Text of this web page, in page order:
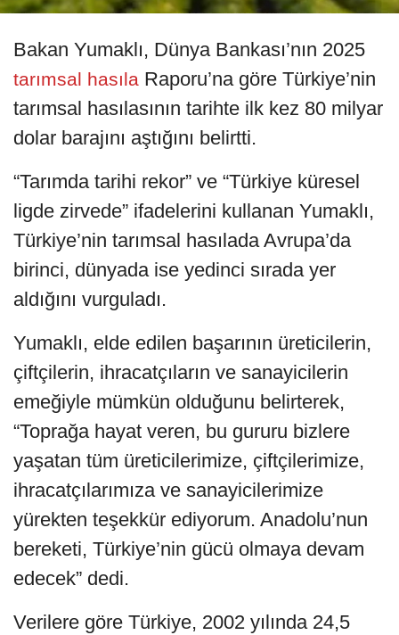
Bakan Yumaklı, Dünya Bankası’nın 2025
tarımsal hasıla Raporu’na göre Türkiye’nin
tarımsal hasılasının tarihte ilk kez 80 milyar
dolar barajını aştığını belirtti.
“Tarımda tarihi rekor” ve “Türkiye küresel
ligde zirvede” ifadelerini kullanan Yumaklı,
Türkiye’nin tarımsal hasılada Avrupa’da
birinci, dünyada ise yedinci sırada yer
aldığını vurguladı.
Yumaklı, elde edilen başarının üreticilerin,
çiftçilerin, ihracatçıların ve sanayicilerin
emeğiyle mümkün olduğunu belirterek,
“Toprağa hayat veren, bu gururu bizlere
yaşatan tüm üreticilerimize, çiftçilerimize,
ihracatçılarımıza ve sanayicilerimize
yürekten teşekkür ediyorum. Anadolu’nun
bereketi, Türkiye’nin gücü olmaya devam
edecek” dedi.
Verilere göre Türkiye, 2002 yılında 24,5